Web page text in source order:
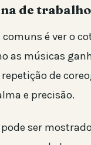
de trabalho
é ver o
as músicas
de
e precisão.
ser